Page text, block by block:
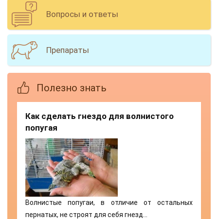
Вопросы и ответы
Препараты
Полезно знать
Как сделать гнездо для волнистого
попугая
Волнистые попугаи, в отличие от остальных
пернатых, не строят для себя гнезд…